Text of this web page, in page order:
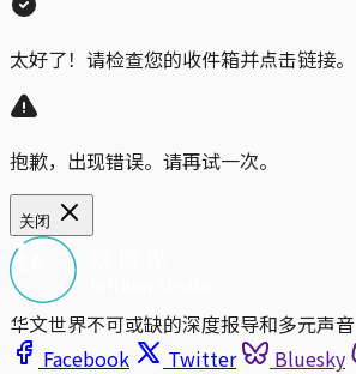
太好了！请检查您的收件箱并点击链接。
抱歉，出现错误。请再试一次。
关闭
华文世界不可或缺的深度报导和多元声音
Facebook
Twitter Bluesky